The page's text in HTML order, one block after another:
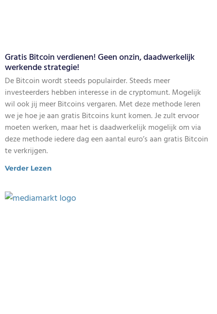
Gratis Bitcoin verdienen! Geen onzin, daadwerkelijk
werkende strategie!
De Bitcoin wordt steeds populairder. Steeds meer
investeerders hebben interesse in de cryptomunt. Mogelijk
wil ook jij meer Bitcoins vergaren. Met deze methode leren
we je hoe je aan gratis Bitcoins kunt komen. Je zult ervoor
moeten werken, maar het is daadwerkelijk mogelijk om via
deze methode iedere dag een aantal euro’s aan gratis Bitcoin
te verkrijgen.
Verder Lezen